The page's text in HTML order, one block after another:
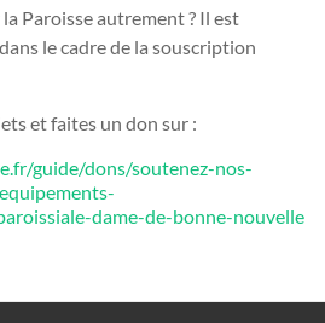
Paroisse autrement ? Il est
le cadre de la souscription
et faites un don sur :
guide/dons/soutenez-nos-
dame-de-bonne-nouvelle